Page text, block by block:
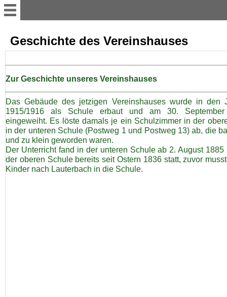
Aktuelles
Übersicht
Vereinsvorstand
Vereinsgruppen
Vereinshaus
Geschichte des Vereinshauses
Zur Geschichte unseres Vereinshauses
Das Gebäude des jetzigen Vereinshauses wurde in den
1915/1916 als Schule erbaut und am 30.
eingeweiht. Es löste damals je ein Schulzimmer in der
in der unteren Schule (Postweg 1 und Postweg 13) ab, die
und zu klein geworden waren.
Der Unterricht fand in der unteren Schule ab 2. August 1885
der oberen Schule bereits seit Ostern 1836 statt, zuvor
Kinder nach Lauterbach in die Schule.